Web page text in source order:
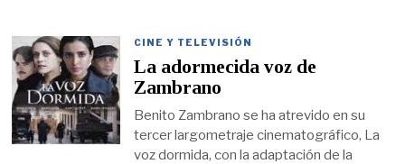
CINE Y TELEVISIÓN
La adormecida voz de
Zambrano
Benito Zambrano se ha atrevido en su
tercer largometraje cinematográfico, La
voz dormida, con la adaptación de la